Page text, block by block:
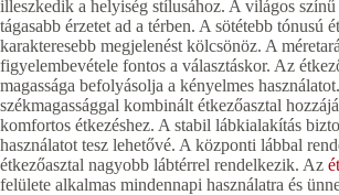
illeszkedik a helyiség stílusához. A világos színű
tágasabb érzetet ad a térben. A sötétebb tónusú
karakteresebb megjelenést kölcsönöz. A
figyelembevétele fontos a választáskor. Az
magassága befolyásolja a kényelmes
székmagassággal kombinált étkezőasztal
komfortos étkezéshez. A stabil lábkialakítás
használatot tesz lehetővé. A központi lábbal
étkezőasztal nagyobb lábtérrel rendelkezik. Az
felülete alkalmas mindennapi használatra és